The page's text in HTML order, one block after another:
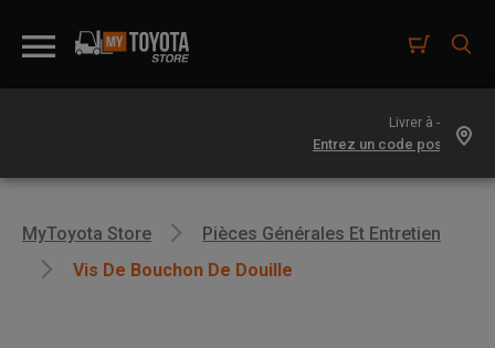
Livrer à -
MyToyota Store
Pièces Générales Et Entretien
Vis De Bouchon De Douille